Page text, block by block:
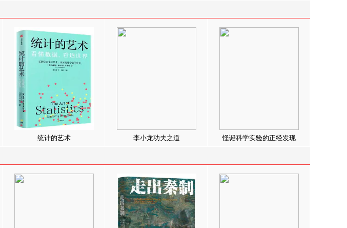
统计的艺术 李小龙功夫之道 怪诞科学实验的正经发现